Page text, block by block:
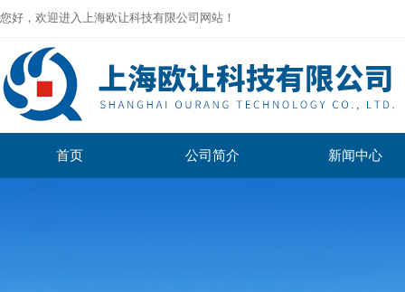
您好，欢迎进入上海欧让科技有限公司网站！
首页 公司简介 新闻中心